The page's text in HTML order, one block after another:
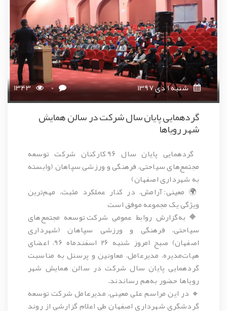
شنبه 1 دی 1397 1343 0
گردهمایی پایان سال شرکت در سالن همایش
شهر رویاها
گردهمایی پایان سال ۹۶ کارکنان شرکت توسعه
مجتمع‌های سیاحتی، فرهنگی و ورزشی سپاهان (وابسته
به شهرداری اصفهان)
🌍معینی‌: آرامش، در کنار عملکرد مثبت، مهم‌ترین
ویژگی یک مجموعه موفق است
🔶 به‌گزارش روابط ‌عمومیشرکت توسعه مجتمع‌های
سیاحتی، فرهنگی و ورزشی سپاهان (شهرداری
اصفهان)
صبح امروز شنبه ۲۶ اسفندماه ۹۶، اعضای
هیات‌مدیره، مدیرعامل، معاونین و پرسنل به مناسبت
گردهمایی پایان سال شرکت درسالن همایش شهر
رویاهاحضور به‌هم رساندند.
🔸 در این مراسم علی معینی، مدیرعامل شرکت توسعه
گردشگری شهرداری اصفهان طی اعلام گزارشی از روند